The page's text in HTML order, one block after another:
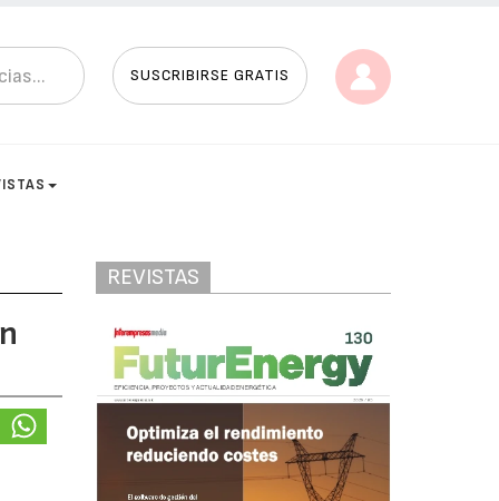
SUSCRIBIRSE GRATIS
REVISTAS